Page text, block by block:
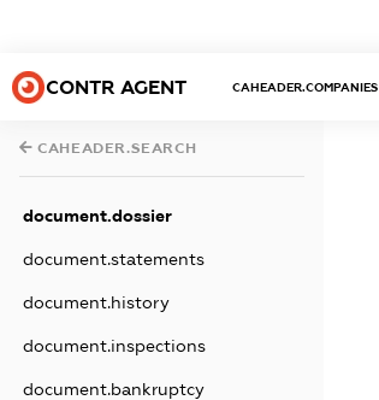
CONTR AGENT CAHEADER.COMPANIES
CAHEADER.SEARCH
document.dossier
document.statements
document.history
document.inspections
document.bankruptcy